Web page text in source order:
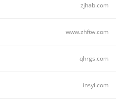
zjhab.com
www.zhftw.com
qhrgs.com
insyi.com